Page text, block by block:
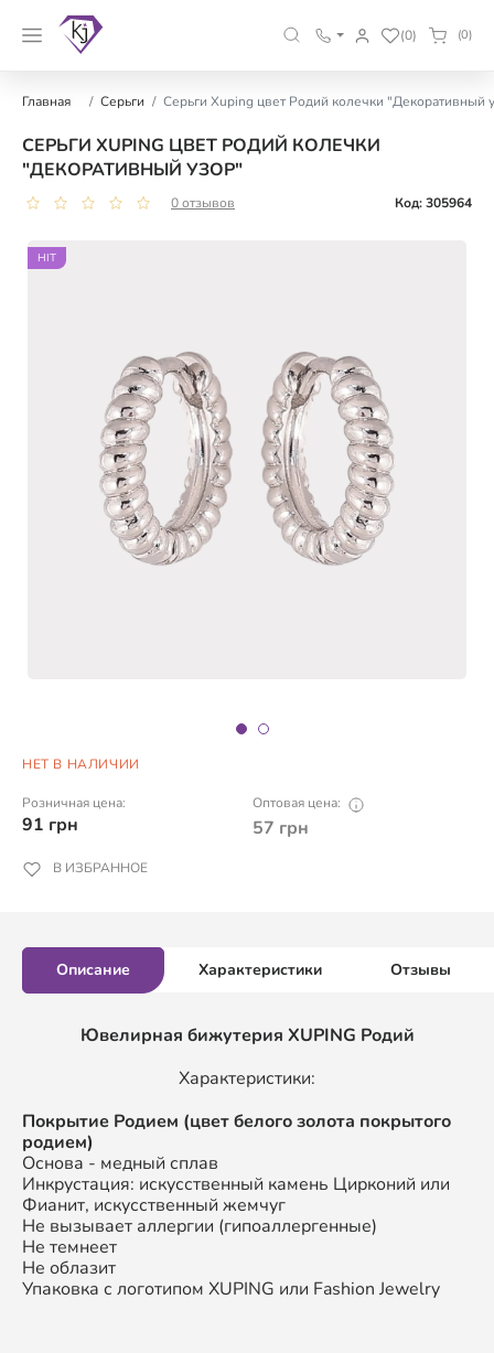
(0) (0)
Главная Серьги Серьги Xuping цвет Родий колечки "Декоративный
СЕРЬГИ XUPING ЦВЕТ РОДИЙ КОЛЕЧКИ
"ДЕКОРАТИВНЫЙ УЗОР"
0 отзывов Код: 305964
HIT
HIT
НЕТ В НАЛИЧИИ
Розничная цена:
91 грн
Оптовая цена:
57 грн
В ИЗБРАННОЕ
Описание Характеристики Отзывы
Ювелирная бижутерия XUPING Родий
Характеристики:
Покрытие Родием (цвет белого золота покрытого
родием)
Основа - медный сплав
Инкрустация: искусственный камень Цирконий или
Фианит, искусственный жемчуг
Не вызывает аллергии (гипоаллергенные)
Не темнеет
Не облазит
Упаковка с логотипом XUPING или Fashion Jewelry